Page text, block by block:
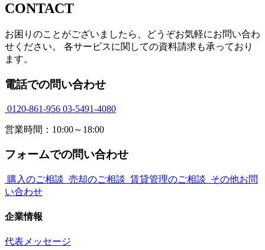
CONTACT
お困りのことがございましたら、どうぞお気軽にお問い合わ
せください。 各サービスに関しての資料請求も承っており
ます。
電話での問い合わせ
0120-861-956 03-5491-4080
営業時間：10:00～18:00
フォームでの問い合わせ
購入のご相談 売却のご相談 賃貸管理のご相談 その他お問
い合わせ
企業情報
代表メッセージ